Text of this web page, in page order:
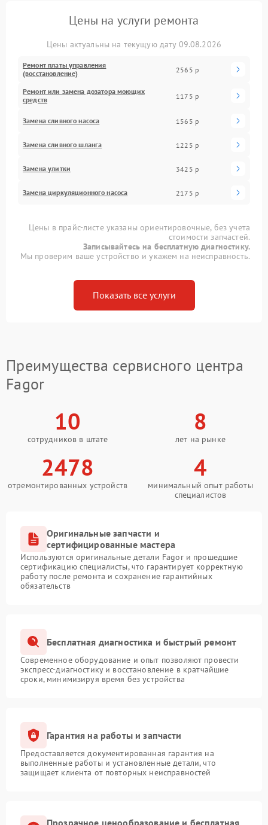
Цены на услуги ремонта
Цены актуальны на текущую дату 09.08.2026
Ремонт платы управления
(восстановление)
2565 р
Ремонт или замена дозатора моющих
средств
1175 р
Замена сливного насоса 1565 р
Замена сливного шланга 1225 р
Замена улитки 3425 р
Замена циркуляционного насоса 2175 р
Цены в прайс-листе указаны ориентировочные, без учета
стоимости запчастей.
Записывайтесь на бесплатную диагностику.
Мы проверим ваше устройство и укажем на неисправность.
Показать все услуги
Преимущества сервисного центра
Fagor
10
сотрудников в штате
8
лет на рынке
2478
отремонтированных устройств
4
минимальный опыт работы
специалистов
Оригинальные запчасти и
сертифицированные мастера
Используются оригинальные детали Fagor и прошедшие
сертификацию специалисты, что гарантирует корректную
работу после ремонта и сохранение гарантийных
обязательств
Бесплатная диагностика и быстрый ремонт
Современное оборудование и опыт позволяют провести
экспресс-диагностику и восстановление в кратчайшие
сроки, минимизируя время без устройства
Гарантия на работы и запчасти
Предоставляется документированная гарантия на
выполненные работы и установленные детали, что
защищает клиента от повторных неисправностей
Прозрачное ценообразование и бесплатная